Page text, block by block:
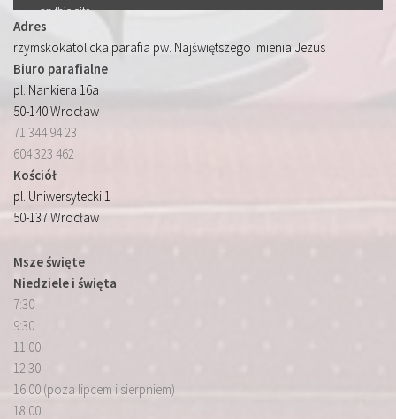
Adres
rzymskokatolicka parafia pw. Najświętszego Imienia Jezus
Biuro parafialne
pl. Nankiera 16a
50-140 Wrocław
71 344 94 23
604 323 462
Kościół
pl. Uniwersytecki 1
50-137 Wrocław
Msze święte
Niedziele i święta
7:30
9:30
11:00
12:30
16:00 (poza lipcem i sierpniem)
18:00